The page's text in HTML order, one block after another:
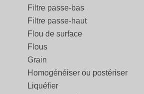
Filtre passe-bas
Filtre passe-haut
Flou de surface
Flous
Grain
Homogénéiser ou postériser
Liquéfier